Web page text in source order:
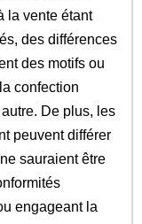
la vente étant
des différences
des motifs ou
confection
De plus, les
peuvent différer
sauraient être
engageant la